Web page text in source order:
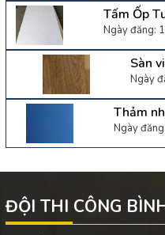
Tấm Ốp
Ngày đăng:
Sàn
Ngày
Thảm
Ngày
ĐỘI THI CÔNG